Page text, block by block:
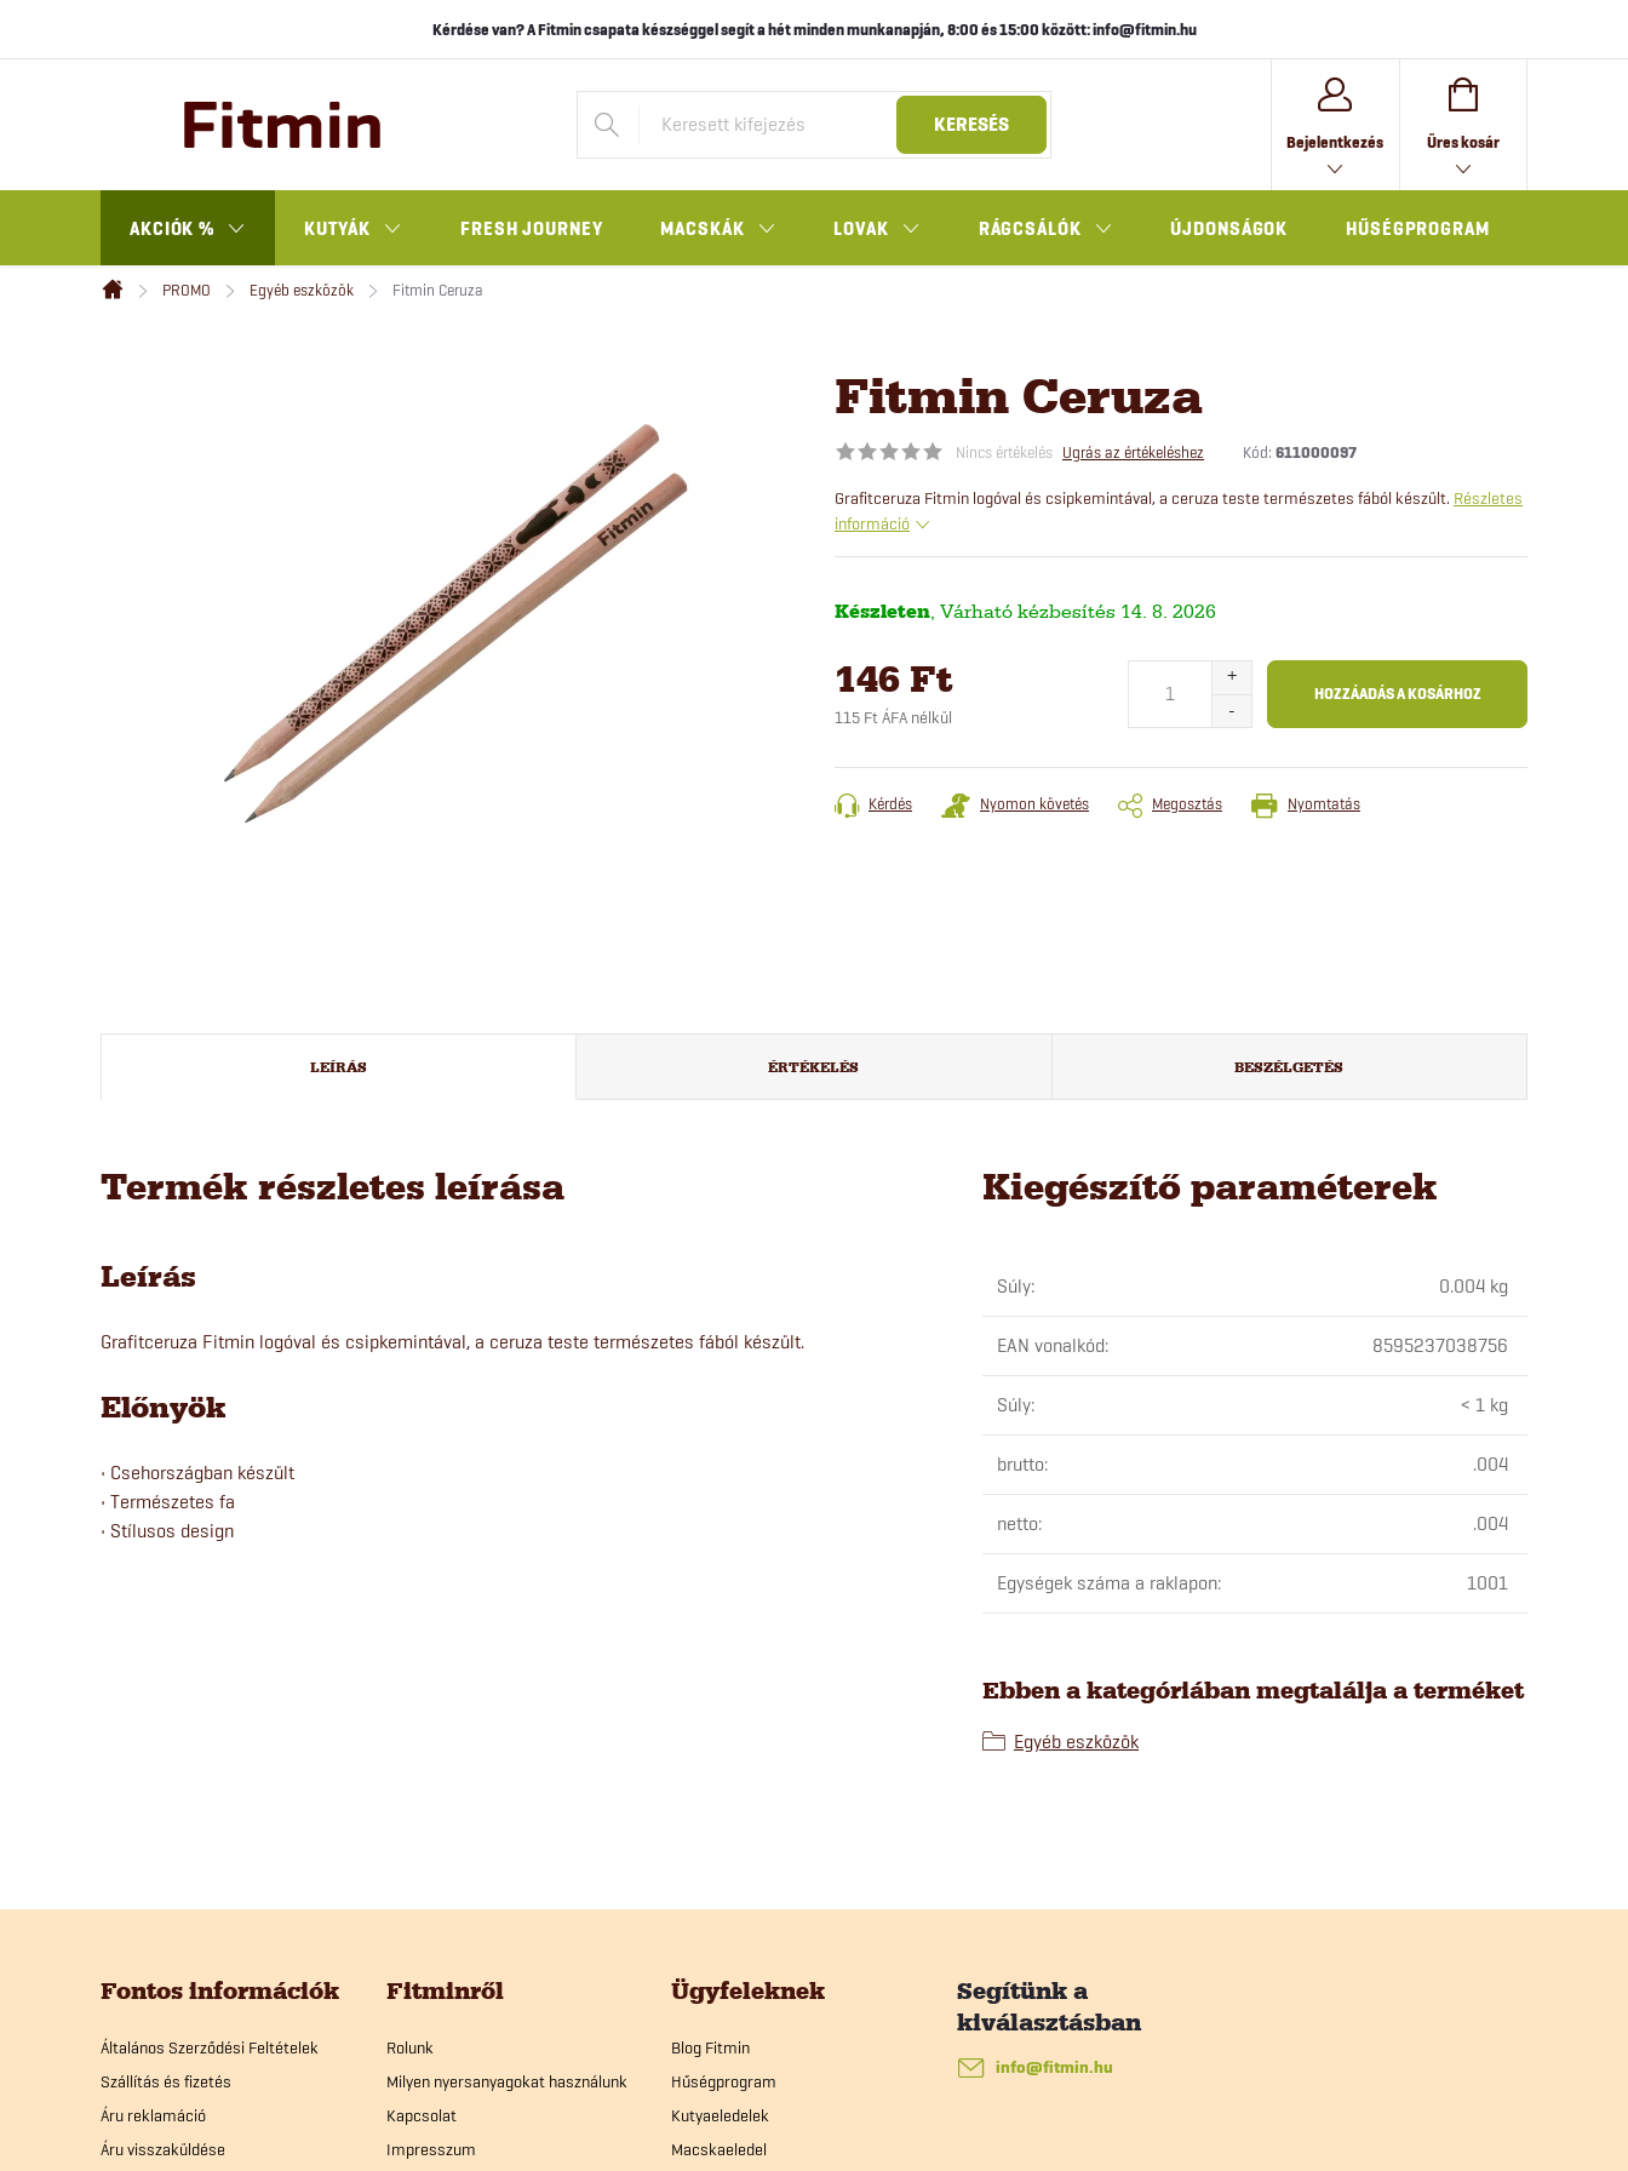
Kérdése van? A Fitmin csapata készséggel segít a hét minden munkanapján, 8:00 és 15:00 között: info@fitmin.hu
KERESÉS
Bejelentkezés KOSÁR
Üres kosár
AKCIÓK % KUTYÁK FRESH JOURNEY MACSKÁK LOVAK RÁGCSÁLÓK ÚJDONSÁGOK HŰSÉGPROGRAM
Kezdőlap
PROMO Egyéb eszközök Fitmin Ceruza
Fitmin Ceruza
Nincs értékelés Ugrás az értékeléshez Kód: 611000097
Grafitceruza Fitmin logóval és csipkemintával, a ceruza teste természetes fából készült. Részletes
információ
Készleten 14. 8. 2026
146 Ft
115 Ft ÁFA nélkül
HOZZÁADÁS A KOSÁRHOZ
Nyomtatás
Kérdés Nyomon követés Megosztás
LEÍRÁS ÉRTÉKELÉS BESZÉLGETÉS
Termék részletes leírása
Leírás
Grafitceruza Fitmin logóval és csipkemintával, a ceruza teste természetes fából készült.
Előnyök
• Csehországban készült
• Természetes fa
• Stílusos design
Kiegészítő paraméterek
Súly: 0.004 kg
EAN vonalkód: 8595237038756
Súly: < 1 kg
brutto: .004
netto: .004
Egységek száma a raklapon: 1001
Ebben a kategóriában megtalálja a terméket
Egyéb eszközök
Fontos információk
Általános Szerződési Feltételek
Szállítás és fizetés
Áru reklamáció
Áru visszaküldése
Fitminről
Rolunk
Milyen nyersanyagokat használunk
Kapcsolat
Impresszum
Ügyfeleknek
Blog Fitmin
Hűségprogram
Kutyaeledelek
Macskaeledel
info@fitmin.hu